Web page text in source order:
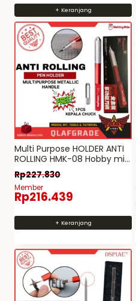
+ Keranjang
Multi Purpose HOLDER ANTI
ROLLING HMK-08 Hobby mio
– Metallic Handle knife saw
scriber scaper cutter
Rp227.830
Member
Rp216.439
+ Keranjang